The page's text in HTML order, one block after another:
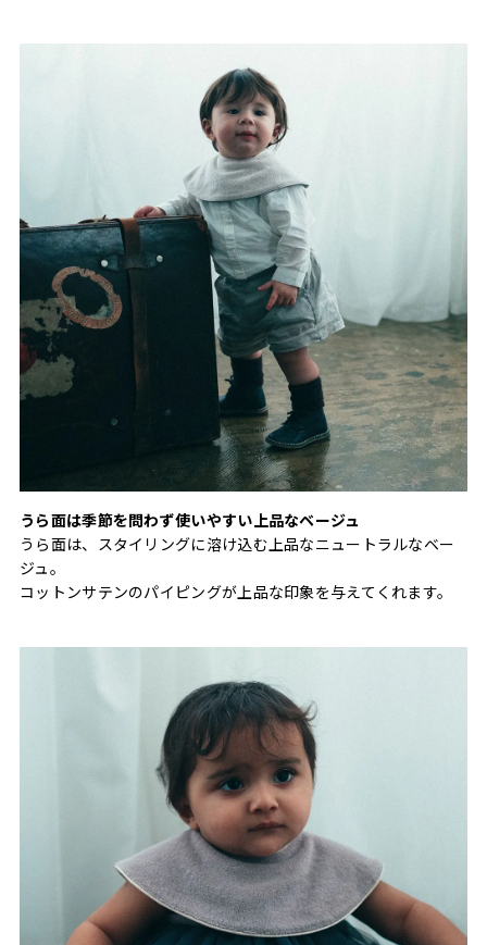
うら面は季節を問わず使いやすい上品なベージュ
うら面は、スタイリングに溶け込む上品なニュートラルなベー
ジュ。
コットンサテンのパイピングが上品な印象を与えてくれます。